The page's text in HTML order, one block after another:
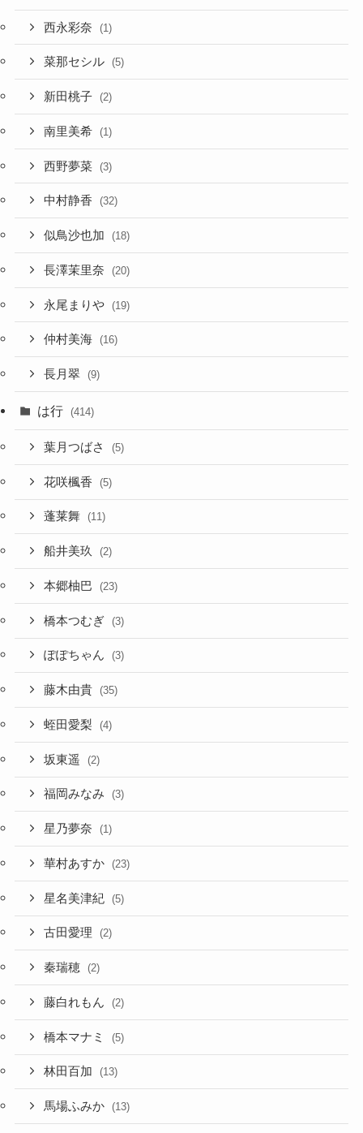
西永彩奈 (1)
菜那セシル (5)
新田桃子 (2)
南里美希 (1)
西野夢菜 (3)
中村静香 (32)
似鳥沙也加 (18)
長澤茉里奈 (20)
永尾まりや (19)
仲村美海 (16)
長月翠 (9)
は行 (414)
葉月つばさ (5)
花咲楓香 (5)
蓬莱舞 (11)
船井美玖 (2)
本郷柚巴 (23)
橋本つむぎ (3)
ぽぽちゃん (3)
藤木由貴 (35)
蛭田愛梨 (4)
坂東遥 (2)
福岡みなみ (3)
星乃夢奈 (1)
華村あすか (23)
星名美津紀 (5)
古田愛理 (2)
秦瑞穂 (2)
藤白れもん (2)
橋本マナミ (5)
林田百加 (13)
馬場ふみか (13)